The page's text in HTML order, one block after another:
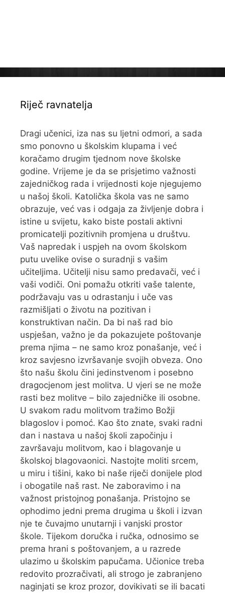
Riječ ravnatelja
Dragi učenici, iza nas su ljetni odmori, a sada
smo ponovno u školskim klupama i već
koračamo drugim tjednom nove školske
godine. Vrijeme je da se prisjetimo važnosti
zajedničkog rada i vrijednosti koje njegujemo
u našoj školi. Katolička škola vas ne samo
obrazuje, već vas i odgaja za življenje dobra i
istine u svijetu, kako biste postali aktivni
promicatelji pozitivnih promjena u društvu.
Vaš napredak i uspjeh na ovom školskom
putu uvelike ovise o suradnji s vašim
učiteljima. Učitelji nisu samo predavači, već i
vaši vodiči. Oni pomažu otkriti vaše talente,
podržavaju vas u odrastanju i uče vas
razmišljati o životu na pozitivan i
konstruktivan način. Da bi naš rad bio
uspješan, važno je da pokazujete poštovanje
prema njima – ne samo kroz ponašanje, već i
kroz savjesno izvršavanje svojih obveza. Ono
što našu školu čini jedinstvenom i posebno
dragocjenom jest molitva. U vjeri se ne može
rasti bez molitve – bilo zajedničke ili osobne.
U svakom radu molitvom tražimo Božji
blagoslov i pomoć. Kao što znate, svaki radni
dan i nastava u našoj školi započinju i
završavaju molitvom, kao i blagovanje u
školskoj blagovaonici. Nastojte moliti srcem,
u miru i tišini, kako bi naše riječi donijele plod
i obogatile naš rast. Ne zaboravimo i na
važnost pristojnog ponašanja. Pristojno se
ophodimo jedni prema drugima u školi i izvan
nje te čuvajmo unutarnji i vanjski prostor
škole. Tijekom doručka i ručka, odnosimo se
prema hrani s poštovanjem, a u razrede
ulazimo u školskim papučama. Učionice treba
redovito prozračivati, ali strogo je zabranjeno
naginjati se kroz prozor, dovikivati se ili bacati